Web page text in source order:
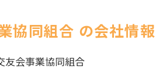
協同組合 の会社情報
友会事業協同組合